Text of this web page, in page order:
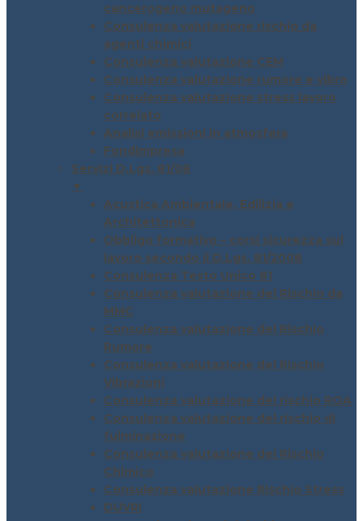
cancerogeno mutageno
Consulenza valutazione rischio da
agenti chimici
Consulenza valutazione CEM
Consulenza valutazione rumore e vibro
Consulenza valutazione stress lavoro
correlato
Analisi emissioni in atmosfera
Fondimpresa
Servizi D.Lgs. 81/08
▼
Acustica Ambientale, Edilizia e
Architettonica
Obbligo formativo – corsi sicurezza sul
lavoro secondo il D.Lgs. 81/2008
Consulenza Testo Unico 81
Consulenza valutazione del Rischio da
MMC
Consulenza valutazione del Rischio
Rumore
Consulenza valutazione del Rischio
Vibrazioni
Consulenza valutazione del rischio ROA
Consulenza valutazione del rischio di
fulminazione
Consulenza valutazione del Rischio
Chimico
Consulenza valutazione Rischio Stress
DUVRI